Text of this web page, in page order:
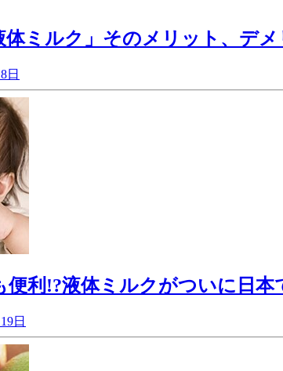
体ミルク」そのメリット、デメ
日
便利!?液体ミルクがついに日本
日